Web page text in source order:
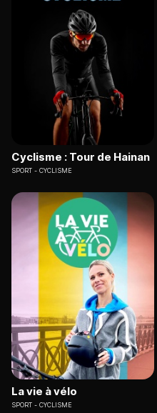
Cyclisme : Tour de Hainan
SPORT CYCLISME
La vie à vélo
SPORT CYCLISME